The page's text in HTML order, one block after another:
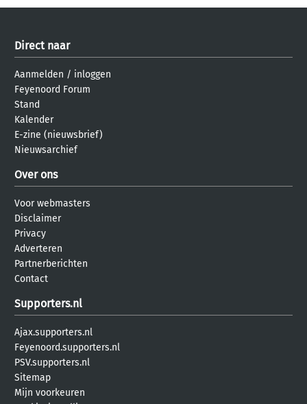
Direct naar
Aanmelden / inloggen
Feyenoord Forum
Stand
Kalender
E-zine (nieuwsbrief)
Nieuwsarchief
Over ons
Voor webmasters
Disclaimer
Privacy
Adverteren
Partnerberichten
Contact
Supporters.nl
Ajax.supporters.nl
Feyenoord.supporters.nl
PSV.supporters.nl
Sitemap
Mijn voorkeuren